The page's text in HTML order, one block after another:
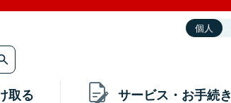
個人
取る サービス・お手続き